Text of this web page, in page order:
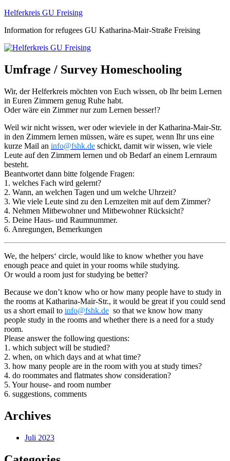
Zum
springen
Helferkreis GU Freising
Information for refugees GU Katharina-Mair-Straße Freising
Umfrage / Survey Homeschooling
Wir, der Helferkreis möchten von Euch wissen, ob Ihr beim Lernen
in Euren Zimmern genug Ruhe habt.
Oder wäre ein Zimmer nur zum Lernen besser!?
Weil wir nicht wissen, wer oder wieviele in der Katharina-Mair-Str.
in den Zimmern lernen müssen, wäre es super, wenn Ihr uns eine
kurze Mail an info@fshk.de schickt, damit wir wissen, wie viele
Leute auf den Zimmern lernen und ob Bedarf an einem Lernraum
besteht.
Beantwortet dann bitte folgende Fragen:
1. welches Fach wird gelernt?
2. Wann, an welchen Tagen und um welche Uhrzeit?
3. Wie viele Leute sind zu den Lernzeiten mit auf dem Zimmer?
4. Nehmen Mitbewohner und Mitbewohner Rücksicht?
5. Deine Haus- und Raumnummer.
6. Anregungen, Bemerkungen
We, the helpers‘ circle, would like to know whether you have
enough peace and quiet in your rooms while studying.
Or would a room just for studying be better?
Because we don’t know who or how many people have to study in
the rooms at Katharina-Mair-Str., it would be great if you could send
us a short email to info@fshk.de so that we know how many
people study in the rooms and whether there is a need for a study
room.
Please answer the following questions:
1. which subject will be studied?
2. when, on which days and at what time?
3. how many people are in the room with you at study times?
4. do roommates and flatmates show consideration?
5. Your house- and room number
6. suggestions, comments
Archives
Juli 2023